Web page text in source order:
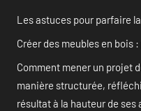
Les astuces pour parfaire
Créer des meubles en bois
Comment mener un projet
manière structurée,
résultat à la hauteur de ses